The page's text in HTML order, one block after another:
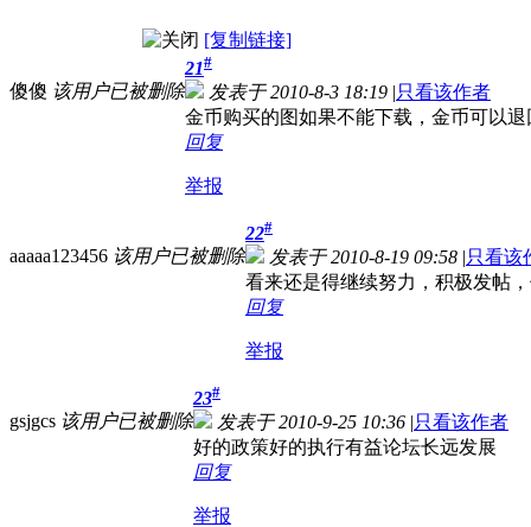
[复制链接]
傻傻 该用户已被删除
21#
发表于 2010-8-3 18:19 |只看该作者
金币购买的图如果不能下载，金币可以退
回复
举报
aaaaa123456 该用户已被删除
22#
发表于 2010-8-19 09:58 |只看该
看来还是得继续努力，积极发帖
回复
举报
gsjgcs 该用户已被删除
23#
发表于 2010-9-25 10:36 |只看该作者
好的政策好的执行有益论坛长远发展
回复
举报